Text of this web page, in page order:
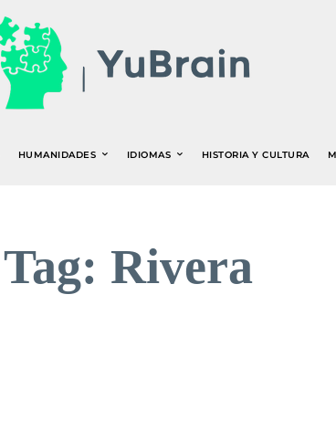
HUMANIDADES IDIOMAS HISTORIA Y CULTURA
Tag: Rivera